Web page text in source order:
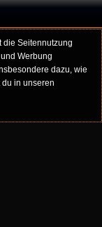
die Seitennutzung
Werbung
dazu, wie
in unseren